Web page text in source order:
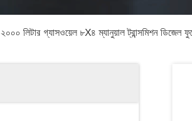
২০০০ লিটার গ্যাসওয়েল ৮X৪ ম্যানুয়াল ট্রান্সমিশন ডিজেল